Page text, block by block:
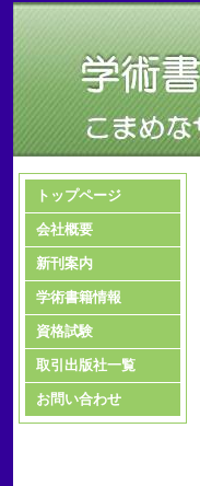
トップページ
会社概要
新刊案内
学術書籍情報
資格試験
取引出版社一覧
お問い合わせ